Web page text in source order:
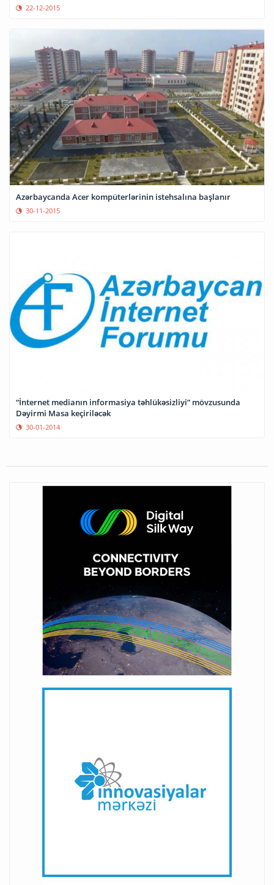
22-12-2015
Azərbaycanda Acer kompüterlərinin istehsalına başlanır
30-11-2015
“İnternet medianın informasiya təhlükəsizliyi” mövzusunda
Dəyirmi Masa keçiriləcək
30-01-2014